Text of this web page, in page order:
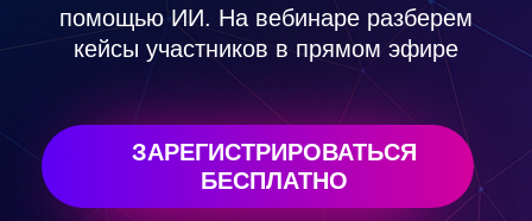
Запись отправим всем
зарегистрированным участникам